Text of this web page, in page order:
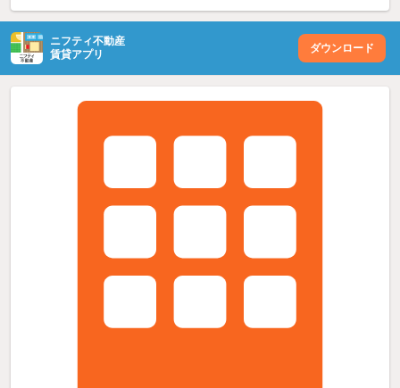
ニフティ不動産
賃貸アプリ
ダウンロード